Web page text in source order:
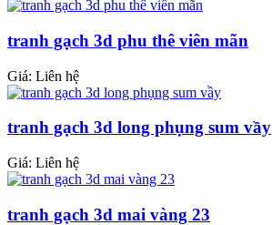
tranh gạch 3d phu thê viên mãn
Giá: Liên hệ
tranh gạch 3d long phụng sum vầy
Giá: Liên hệ
tranh gạch 3d mai vàng 23